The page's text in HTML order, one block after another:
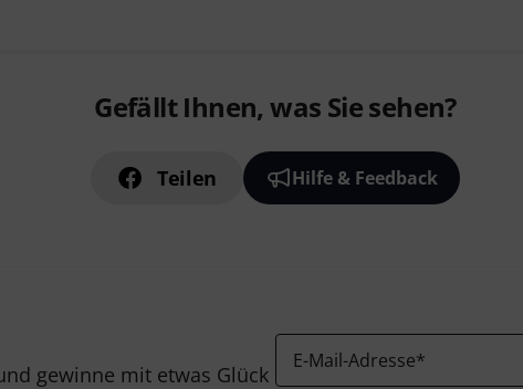
Gefällt Ihnen, was Sie sehen?
Teilen Hilfe & Feedback
gewinne mit etwas Glück
E-Mail-Adresse*